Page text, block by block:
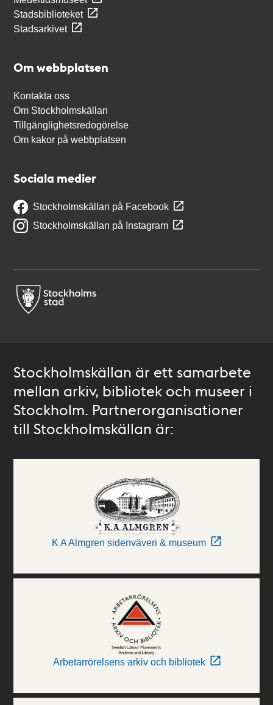
Stadsbiblioteket
Stadsarkivet
Om webbplatsen
Kontakta oss
Om Stockholmskällan
Tillgänglighetsredogörelse
Om kakor på webbplatsen
Sociala medier
Stockholmskällan på Facebook
Stockholmskällan på Instagram
Stockholmskällan är ett samarbete
mellan arkiv, bibliotek och museer i
Stockholm. Partnerorganisationer
till Stockholmskällan är:
K A Almgren sidenväveri & museum
Arbetarrörelsens arkiv och bibliotek